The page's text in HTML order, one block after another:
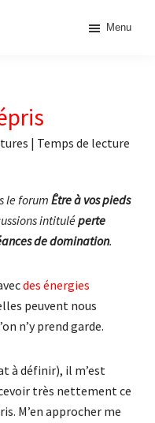
Menu
| Temps de lecture
le forum Être à vos pieds
intituléperte
de domination.
des énergies
peuvent nous
n’y prend garde.
à définir), il m’est
très nettement ce
M’en approcher me